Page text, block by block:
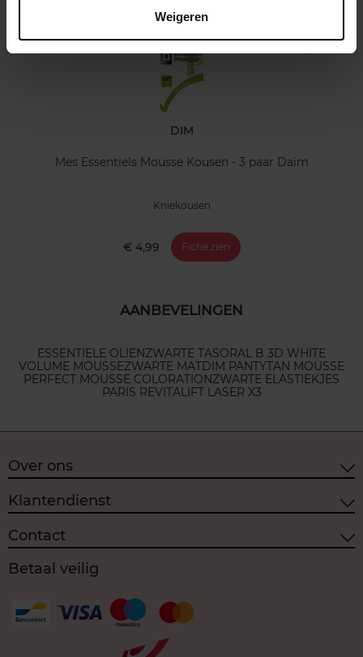
Weigeren
DIM
Mes Essentiels Mousse Kousen - 3 paar Daim
Kniekousen
€ 4,99 Fiche zien
AANBEVELINGEN
ESSENTIELE OLIENZWARTE TASORAL B 3D WHITE
VOLUME MOUSSEZWARTE MATDIM PANTYTAN MOUSSE
PERFECT MOUSSE COLORATIONZWARTE ELASTIEKJES
PARIS REVITALIFT LASER X3
Over ons
Klantendienst
Contact
Betaal veilig